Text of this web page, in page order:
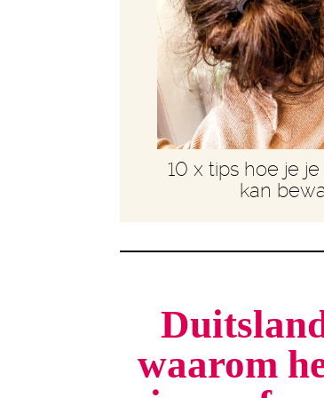
10 x tips hoe je
kan
waarom